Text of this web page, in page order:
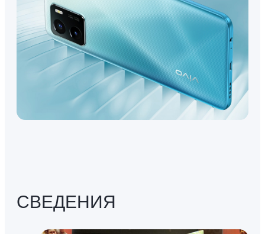
СВЕДЕНИЯ